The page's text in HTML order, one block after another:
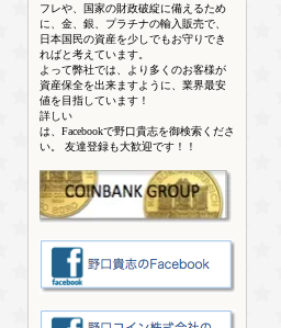
フレや、国家の財政破綻に備えるため
に、金、銀、プラチナの輸入販売で、
日本国民の資産を少しでもお守りでき
ればと考えています。
よって弊社では、より多くのお客様が
資産保全を出来ますように、業界最安
値を目指しています！
詳しい
は、Facebookで野口貴志を御検索くださ
い。 友達登録も大歓迎です！！